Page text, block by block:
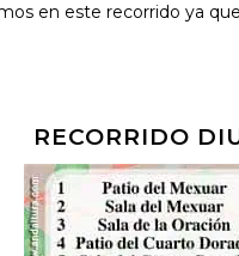
en este recorrido ya
RECORRIDO